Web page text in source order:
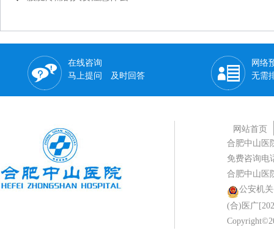
在线咨询
马上提问 及时回答
网络
无需
网站首页
合肥中山医
免费咨询电
合肥中山医
公安机关
(合)医广